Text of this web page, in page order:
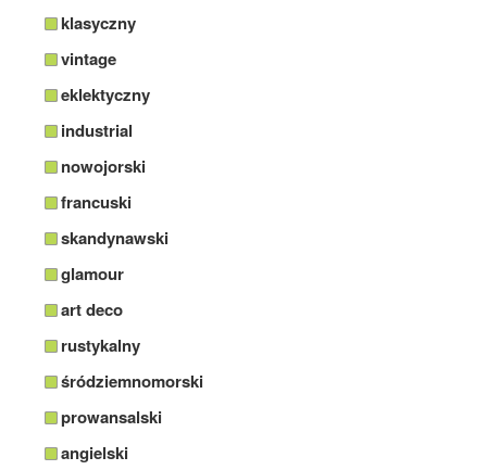
klasyczny
vintage
eklektyczny
industrial
nowojorski
francuski
skandynawski
glamour
art deco
rustykalny
śródziemnomorski
prowansalski
angielski